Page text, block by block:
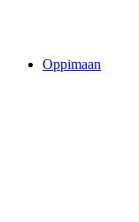
Oppimaan